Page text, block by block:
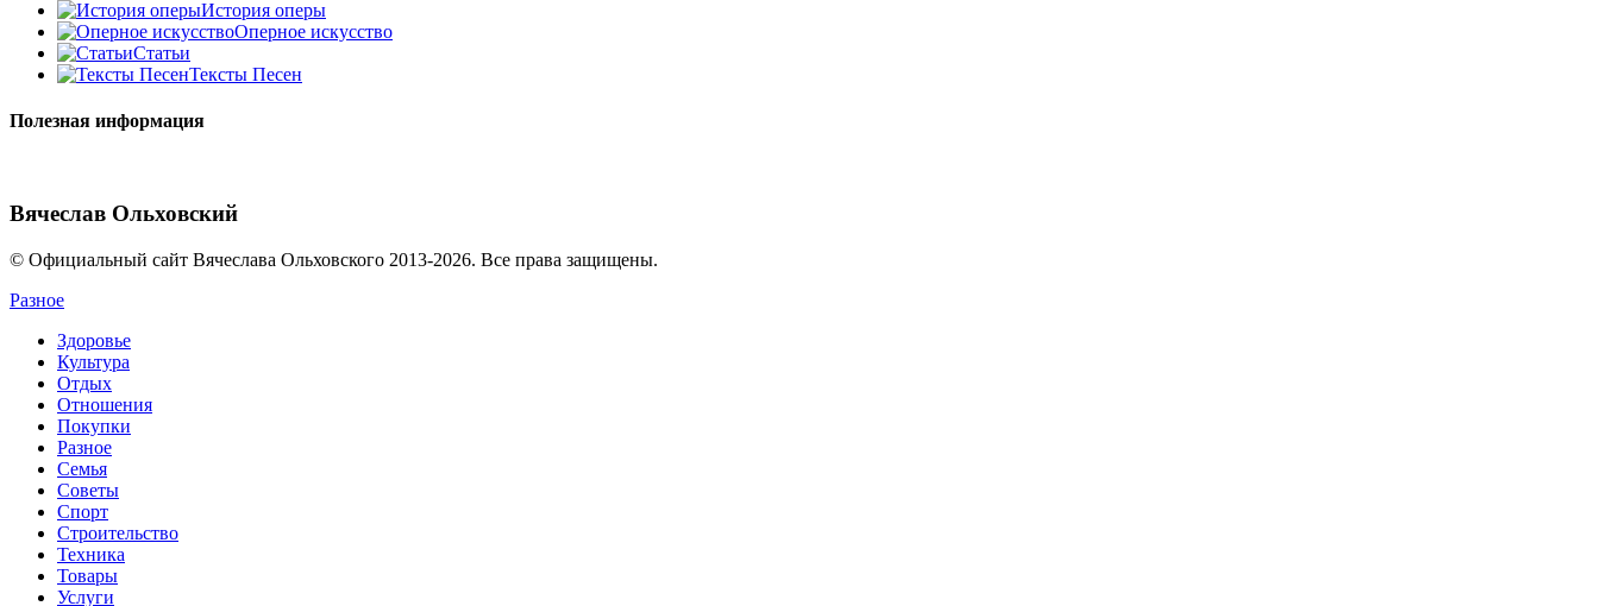
История оперы
Оперное искусство
Статьи
Тексты Песен
Полезная информация
Вячеслав Ольховский
© Официальный сайт Вячеслава Ольховского 2013-2026. Все права защищены.
Разное
Здоровье
Культура
Отдых
Отношения
Покупки
Разное
Семья
Советы
Спорт
Строительство
Техника
Товары
Услуги